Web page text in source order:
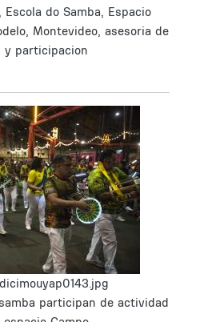
do Samba, Espacio
Montevideo, asesoria de
y participacion
participan de actividad